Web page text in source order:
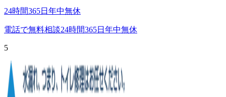
24時間365日年中無休
電話で無料相談24時間365日年中無休
5